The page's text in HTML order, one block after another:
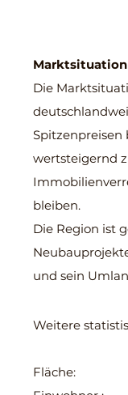
Die
wertsteigernd
bleiben.
Die Region ist
und sein
Weitere
Fläche: